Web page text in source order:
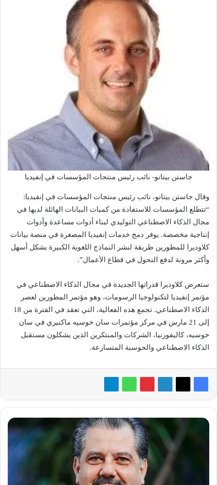
جاستن بيتانو- نائب رئيس منتجات المؤسسات في إنفيديا
وقال جاستن بيتانو، نائب رئيس منتجات المؤسسات في إنفيديا:
“تتطلع المؤسسات للاستفادة من كميات البيانات الهائلة لديها في
مجال الذكاء الاصطناعي التوليدي لبناء أدوات مساعدة وأدوات
إنتاجية مخصصة. يوفر دمج خدمات إنفيديا المصغرة في منصة بيانات
كلاوديرا للمطورين طريقة لنشر النماذج اللغوية الكبيرة بشكل أسهل
وأكثر مرونة لدفع التحول في قطاع الأعمال”.
ستعرض كلاوديرا قدراتها الجديدة في مجال الذكاء الاصطناعي في
مؤتمر إنفيديا لتكنولوجيا الرسومات، وهو مؤتمر المطورين لعصر
الذكاء الاصطناعي. تجمع هذه الفعالية، التي تعقد في الفترة من 18
إلى 21 مارس في مركز مؤتمرات سان خوسيه ماكنيري في سان
خوسيه، كاليفورنيا، الشركات والمبتكرين الذين يشكلون مستقبل
الذكاء الاصطناعي والحوسبة المتسارعة.
«ديار